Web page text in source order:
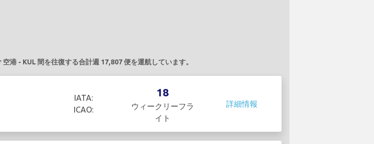
港 - KUL 間を往復する合計週 17,807 便を運航しています。
IATA:
ICAO:
18
ウィークリーフラ
イト
詳細情報